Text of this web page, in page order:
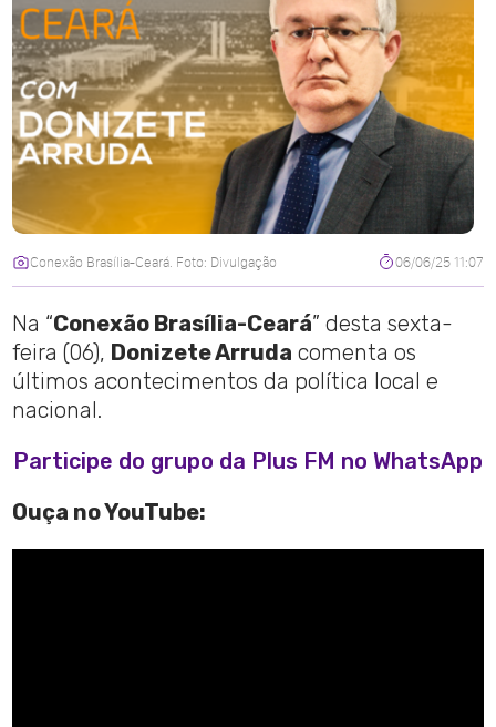
Conexão Brasília-Ceará. Foto: Divulgação 06/06/25 11:07
Na “Conexão Brasília-Ceará” desta sexta-
feira (06), Donizete Arruda comenta os
últimos acontecimentos da política local e
nacional.
Participe do grupo da Plus FM no WhatsApp
Ouça no YouTube: